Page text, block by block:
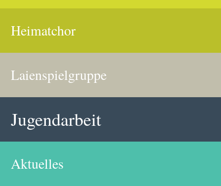
Heimatchor
Laienspielgruppe
Jugendarbeit
Aktuelles